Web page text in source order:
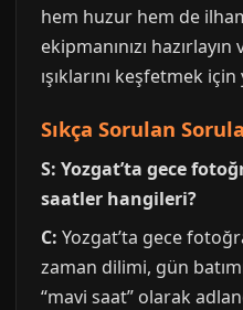
hem huzur hem de
ekipmanınızı
ışıklarını keşfetmek için
Sıkça Sorulan
S: Yozgat’ta gece
saatler hangileri?
C: Yozgat’ta gece
zaman dilimi, gün
“mavi saat” olarak